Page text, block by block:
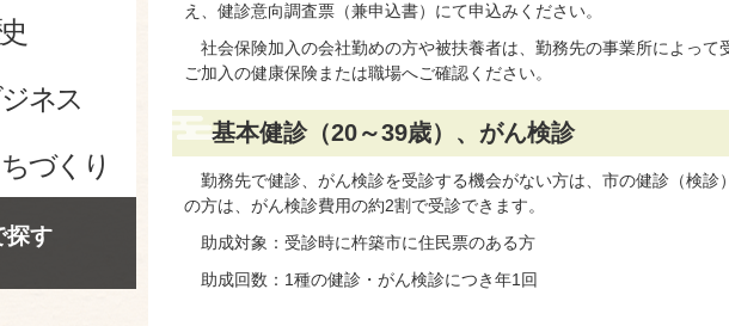
ネス
づくり
探す
え、健診意向調査票（兼申込書）にて申込みください。
社会保険加入の会社勤めの方や被扶養者は、勤務先の事業所によって
ご加入の健康保険または職場へご確認ください。
基本健診（20～39歳）、がん検診
勤務先で健診、がん検診を受診する機会がない方は、市の健診（検診
の方は、がん検診費用の約2割で受診できます。
助成対象：受診時に杵築市に住民票のある方
助成回数：1種の健診・がん検診につき年1回